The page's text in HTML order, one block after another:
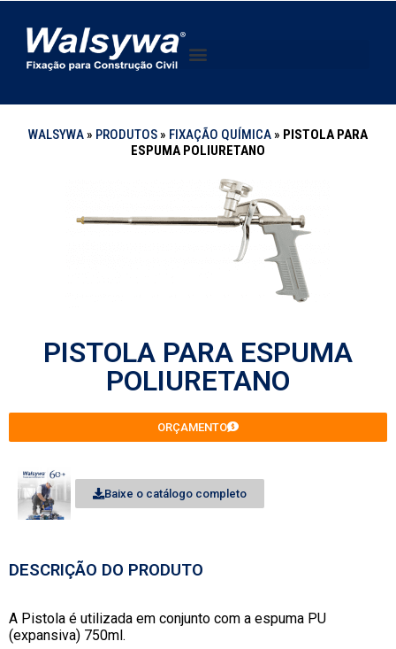
WALSYWA» PRODUTOS» FIXAÇÃO QUÍMICA» PISTOLA PARA
ESPUMA POLIURETANO
PISTOLA PARA ESPUMA
POLIURETANO
ORÇAMENTO
Baixe o catálogo completo
DESCRIÇÃO DO PRODUTO
A Pistola é utilizada em conjunto com a espuma PU
(expansiva) 750ml.